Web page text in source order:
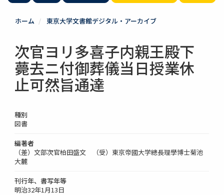
ホーム 東京大学文書館デジタル・アーカイブ
次官ヨリ多喜子内親王殿下
薨去ニ付御葬儀当日授業休
止可然旨通達
種別
図書
編著者
（差）文部次官柏田盛文 （受）東京帝國大学總長理學博士菊池
大麓
刊行年、書写年等
明治32年1月13日